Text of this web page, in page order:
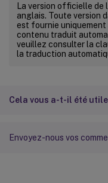
La version officielle de
anglais. Toute version
est fournie
contenu traduit
veuillez consulter la
la traduction
Cela vous a-t-il été
Envoyez-nous vos